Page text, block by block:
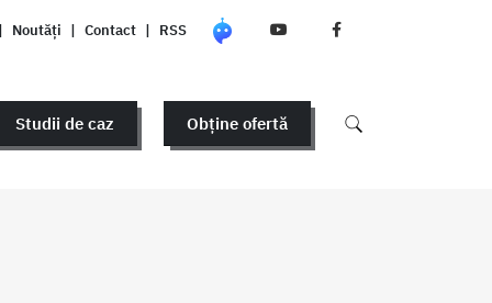
Noutăți | Contact | RSS
Studii de caz Obține ofertă